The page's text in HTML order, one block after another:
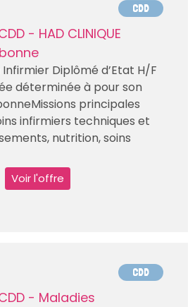
CDD
- HAD CLINIQUE
Diplômé d’Etat H/F
déterminée à pour son
principales
infirmiers techniques et
nutrition, soins
Voir l'offre
CDD
- Maladies